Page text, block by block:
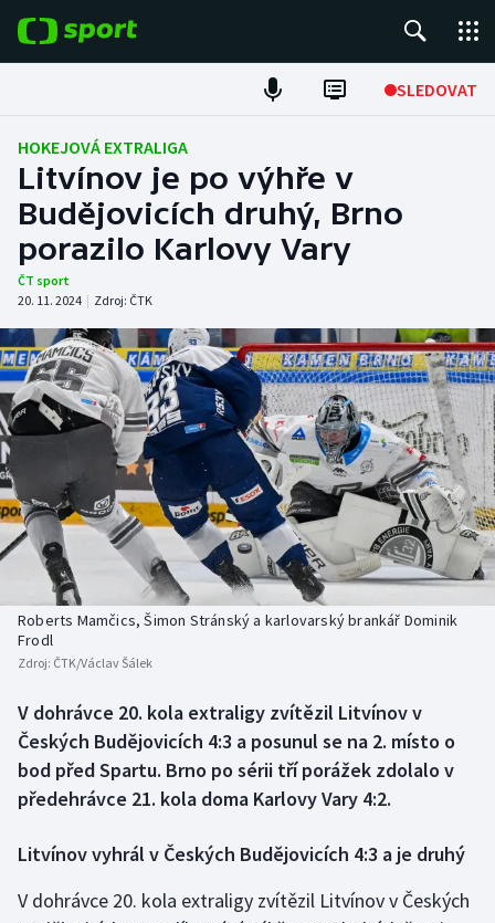
SLEDOVAT
Fotbal
Hokej
Tenis
Atletika
Cyklistika
DALŠÍ SPORTY
Americký fotbal
Baseball a softbal
Basketbal
Biatlon
Boby a skeleton
Box
Curling
NEPŘEHLÉDNĚTE
Soutěže
Historické návraty
Aplikace ČT sport
AZ kvíz
HOKEJOVÁ EXTRALIGA
Litvínov je po výhře v
Budějovicích druhý, Brno
porazilo Karlovy Vary
ČT sport
20. 11. 2024 | Zdroj: ČTK
Roberts Mamčics, Šimon Stránský a karlovarský brankář Dominik
Frodl
Zdroj: ČTK/Václav Šálek
V dohrávce 20. kola extraligy zvítězil Litvínov v
Českých Budějovicích 4:3 a posunul se na 2. místo o
bod před Spartu. Brno po sérii tří porážek zdolalo v
předehrávce 21. kola doma Karlovy Vary 4:2.
Litvínov vyhrál v Českých Budějovicích 4:3 a je druhý
V dohrávce 20. kola extraligy zvítězil Litvínov v Českých